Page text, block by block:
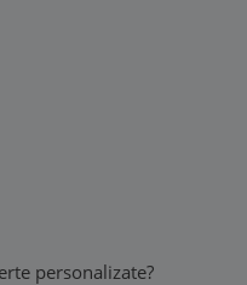
personalizate?